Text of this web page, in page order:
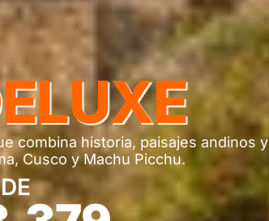
combina historia, paisajes andinos y
Cusco y Machu Picchu.